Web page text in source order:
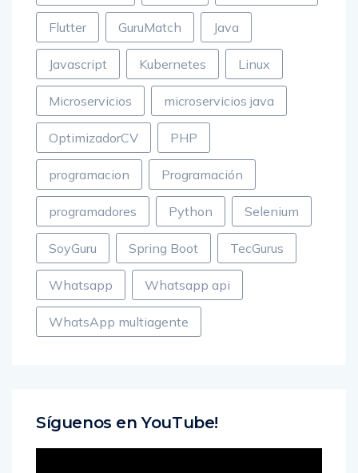
Flutter GuruMatch Java
Javascript Kubernetes Linux
Microservicios microservicios java
OptimizadorCV PHP
programacion Programación
programadores Python Selenium
SoyGuru Spring Boot TecGurus
Whatsapp Whatsapp api
WhatsApp multiagente
Síguenos en YouTube!